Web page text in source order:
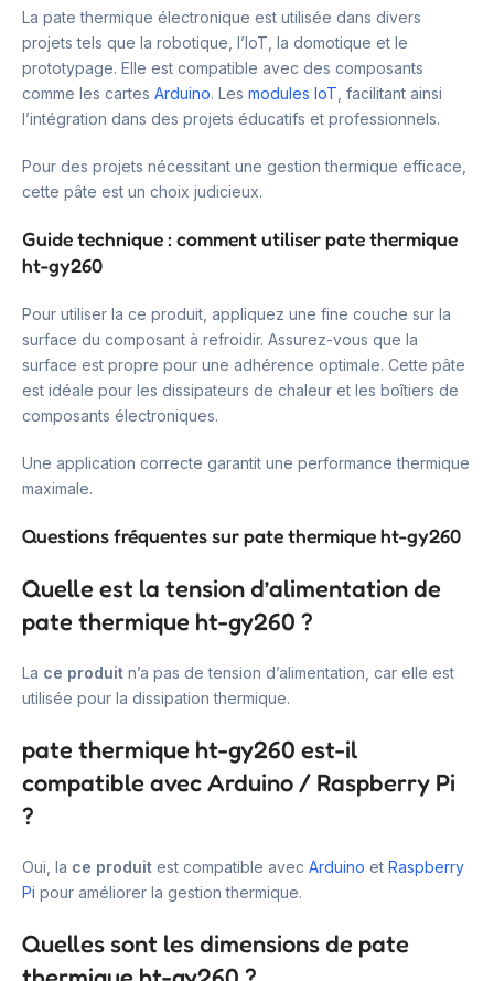
La pate thermique électronique est utilisée dans divers
projets tels que la robotique, l’IoT, la domotique et le
prototypage. Elle est compatible avec des composants
comme les cartes Arduino. Les modules IoT , facilitant ainsi
l’intégration dans des projets éducatifs et professionnels.
Pour des projets nécessitant une gestion thermique efficace,
cette pâte est un choix judicieux.
Guide technique : comment utiliser pate thermique
ht-gy260
Pour utiliser la ce produit, appliquez une fine couche sur la
surface du composant à refroidir. Assurez-vous que la
surface est propre pour une adhérence optimale. Cette pâte
est idéale pour les dissipateurs de chaleur et les boîtiers de
composants électroniques.
Une application correcte garantit une performance thermique
maximale.
Questions fréquentes sur pate thermique ht-gy260
Quelle est la tension d’alimentation de
pate thermique ht-gy260 ?
La ce produit n’a pas de tension d’alimentation, car elle est
utilisée pour la dissipation thermique.
pate thermique ht-gy260 est-il
compatible avec Arduino / Raspberry Pi
?
Oui, la ce produit est compatible avec Arduino et Raspberry
Pi pour améliorer la gestion thermique.
Quelles sont les dimensions de pate